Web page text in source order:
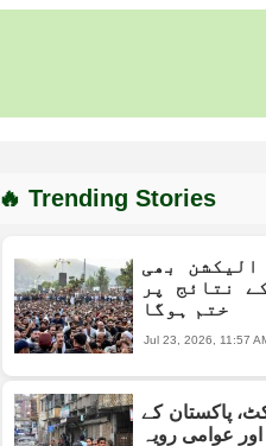
🔥 Trending Stories
بھی
نتائج پر
ختم ہوگا
Jul 23, 2026, 11:57
پاکستان کے
عوامی رویہ